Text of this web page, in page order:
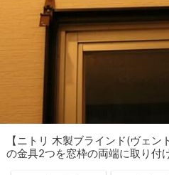
【ニトリ 木製ブラインド(ヴェ
の金具2つを窓枠の両端に取り付